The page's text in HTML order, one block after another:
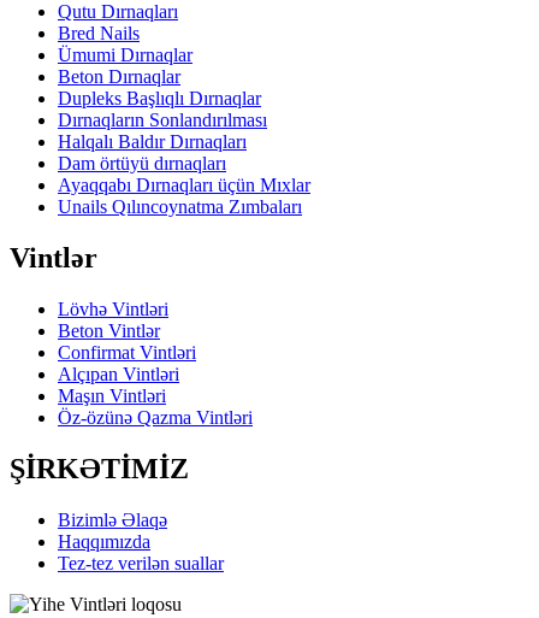
Qutu Dırnaqları
Bred Nails
Ümumi Dırnaqlar
Beton Dırnaqlar
Dupleks Başlıqlı Dırnaqlar
Dırnaqların Sonlandırılması
Halqalı Baldır Dırnaqları
Dam örtüyü dırnaqları
Ayaqqabı Dırnaqları üçün Mıxlar
Unails Qılıncoynatma Zımbaları
Vintlər
Lövhə Vintləri
Beton Vintlər
Confirmat Vintləri
Alçıpan Vintləri
Maşın Vintləri
Öz-özünə Qazma Vintləri
ŞİRKƏTİMİZ
Bizimlə Əlaqə
Haqqımızda
Tez-tez verilən suallar